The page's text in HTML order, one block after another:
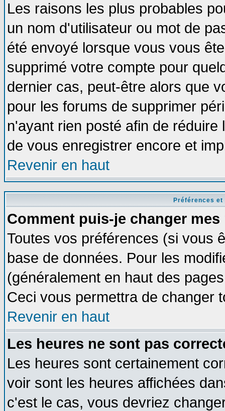
Les raisons les plus probables
un nom d'utilisateur ou mot de
été envoyé lorsque vous vous
supprimé votre compte pour
dernier cas, peut-être alors que
pour les forums de supprimer
n'ayant rien posté afin de
de vous enregistrer encore et
Revenir en haut
Préférences
Comment puis-je changer mes
Toutes vos préférences (si vous
base de données. Pour les
(généralement en haut des
Ceci vous permettra de changer
Revenir en haut
Les heures ne sont pas
Les heures sont certainement
voir sont les heures affichées
c'est le cas, vous devriez